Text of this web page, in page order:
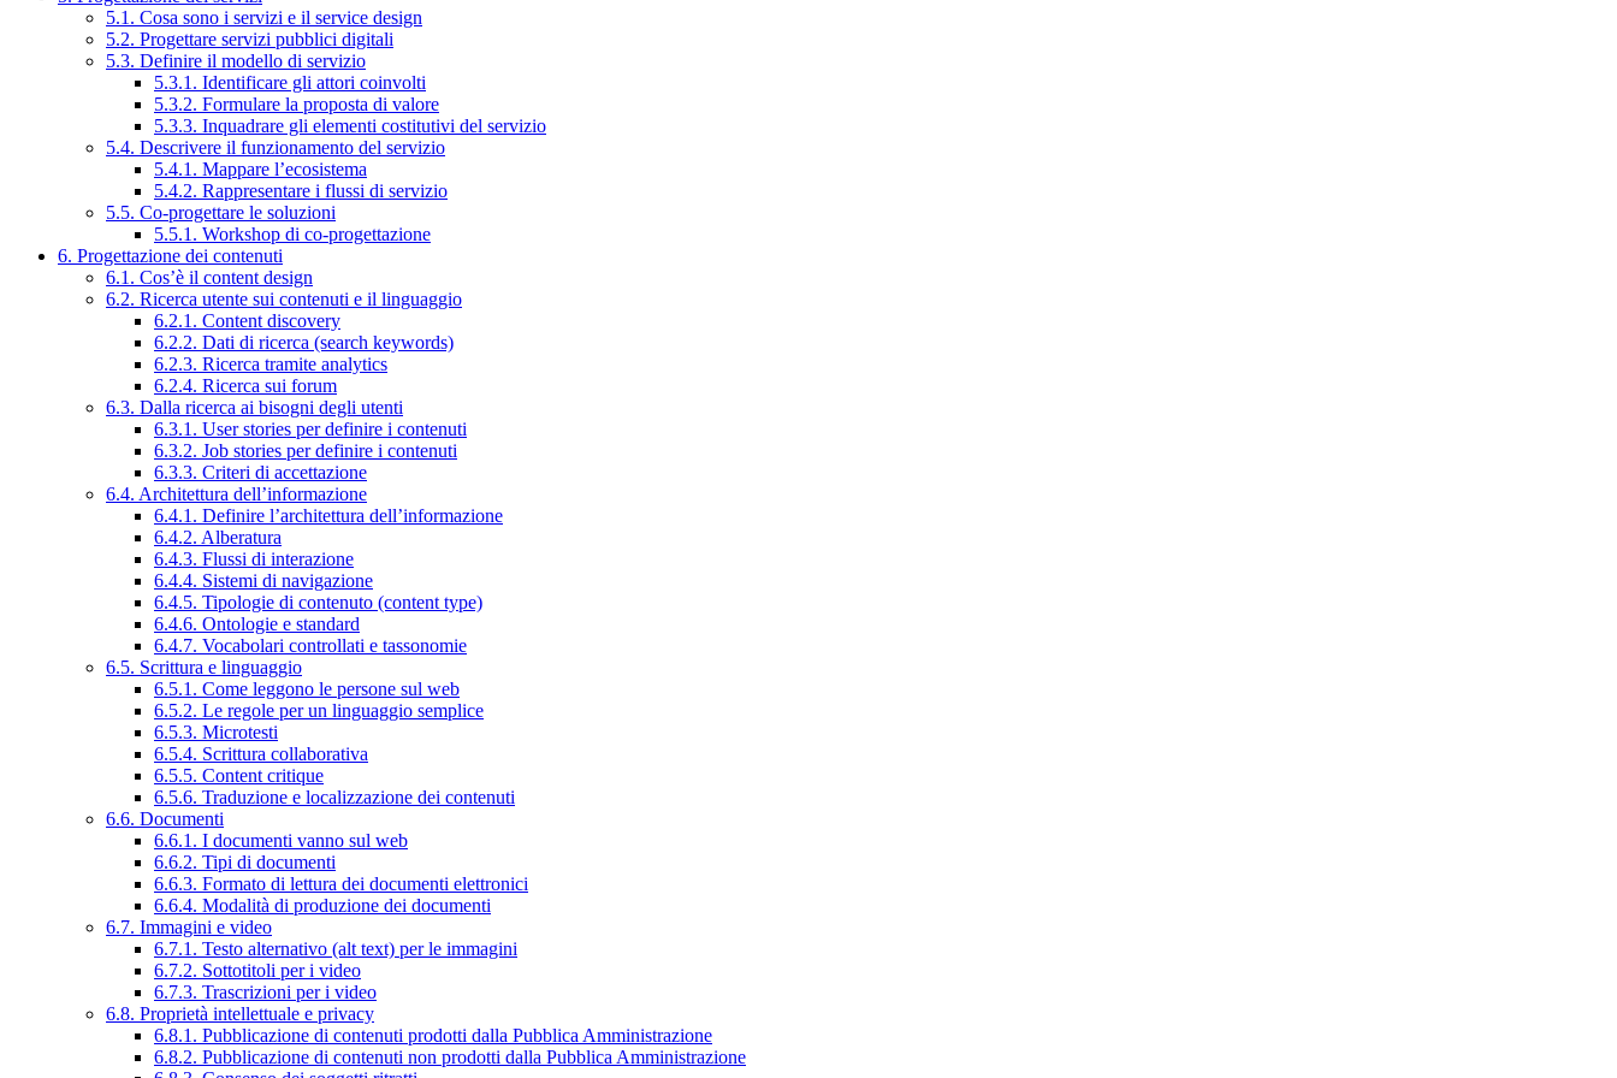
5.1. Cosa sono i servizi e il service design
5.2. Progettare servizi pubblici digitali
5.3. Definire il modello di servizio
5.3.1. Identificare gli attori coinvolti
5.3.2. Formulare la proposta di valore
5.3.3. Inquadrare gli elementi costitutivi del servizio
5.4. Descrivere il funzionamento del servizio
5.4.1. Mappare l’ecosistema
5.4.2. Rappresentare i flussi di servizio
5.5. Co-progettare le soluzioni
5.5.1. Workshop di co-progettazione
6. Progettazione dei contenuti
6.1. Cos’è il content design
6.2. Ricerca utente sui contenuti e il linguaggio
6.2.1. Content discovery
6.2.2. Dati di ricerca (search keywords)
6.2.3. Ricerca tramite analytics
6.2.4. Ricerca sui forum
6.3. Dalla ricerca ai bisogni degli utenti
6.3.1. User stories per definire i contenuti
6.3.2. Job stories per definire i contenuti
6.3.3. Criteri di accettazione
6.4. Architettura dell’informazione
6.4.1. Definire l’architettura dell’informazione
6.4.2. Alberatura
6.4.3. Flussi di interazione
6.4.4. Sistemi di navigazione
6.4.5. Tipologie di contenuto (content type)
6.4.6. Ontologie e standard
6.4.7. Vocabolari controllati e tassonomie
6.5. Scrittura e linguaggio
6.5.1. Come leggono le persone sul web
6.5.2. Le regole per un linguaggio semplice
6.5.3. Microtesti
6.5.4. Scrittura collaborativa
6.5.5. Content critique
6.5.6. Traduzione e localizzazione dei contenuti
6.6. Documenti
6.6.1. I documenti vanno sul web
6.6.2. Tipi di documenti
6.6.3. Formato di lettura dei documenti elettronici
6.6.4. Modalità di produzione dei documenti
6.7. Immagini e video
6.7.1. Testo alternativo (alt text) per le immagini
6.7.2. Sottotitoli per i video
6.7.3. Trascrizioni per i video
6.8. Proprietà intellettuale e privacy
6.8.1. Pubblicazione di contenuti prodotti dalla Pubblica Amministrazione
6.8.2. Pubblicazione di contenuti non prodotti dalla Pubblica Amministrazione